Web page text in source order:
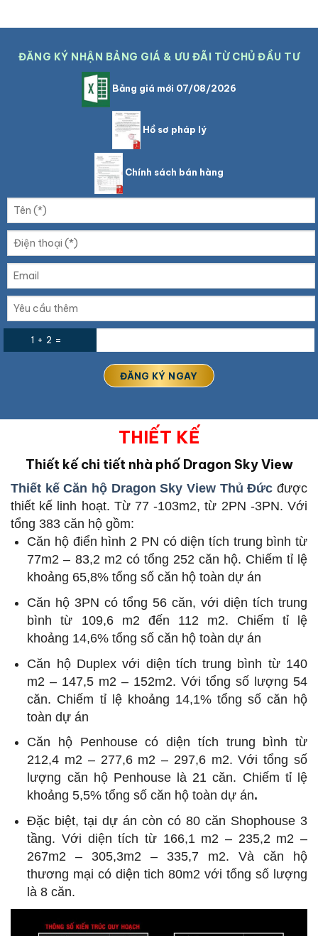
ĐĂNG KÝ NHẬN BẢNG GIÁ & ƯU ĐÃI TỪ CHỦ ĐẦU TƯ
Bảng giá mới 07/08/2026
Hồ sơ pháp lý
Chính sách bán hàng
1 + 2 =
THIẾT KẾ
Thiết kế chi tiết nhà phố Dragon Sky View
Thiết kế Căn hộ Dragon Sky View Thủ Đức được
thiết kế linh hoạt. Từ 77 -103m2, từ 2PN -3PN. Với
tổng 383 căn hộ gồm:
Căn hộ điển hình 2 PN có diện tích trung bình từ
77m2 – 83,2 m2 có tổng 252 căn hộ. Chiếm tỉ lệ
khoảng 65,8% tổng số căn hộ toàn dự án
Căn hộ 3PN có tổng 56 căn, với diện tích trung
bình từ 109,6 m2 đến 112 m2. Chiếm tỉ lệ
khoảng 14,6% tổng số căn hộ toàn dự án
Căn hộ Duplex với diện tích trung bình từ 140
m2 – 147,5 m2 – 152m2. Với tổng số lượng 54
căn. Chiếm tỉ lệ khoảng 14,1% tổng số căn hộ
toàn dự án
Căn hộ Penhouse có diện tích trung bình từ
212,4 m2 – 277,6 m2 – 297,6 m2. Với tổng số
lượng căn hộ Penhouse là 21 căn. Chiếm tỉ lệ
khoảng 5,5% tổng số căn hộ toàn dự án.
Đặc biệt, tại dự án còn có 80 căn Shophouse 3
tầng. Với diện tích từ 166,1 m2 – 235,2 m2 –
267m2 – 305,3m2 – 335,7 m2. Và căn hộ
thương mại có diện tich 80m2 với tổng số lượng
là 8 căn.